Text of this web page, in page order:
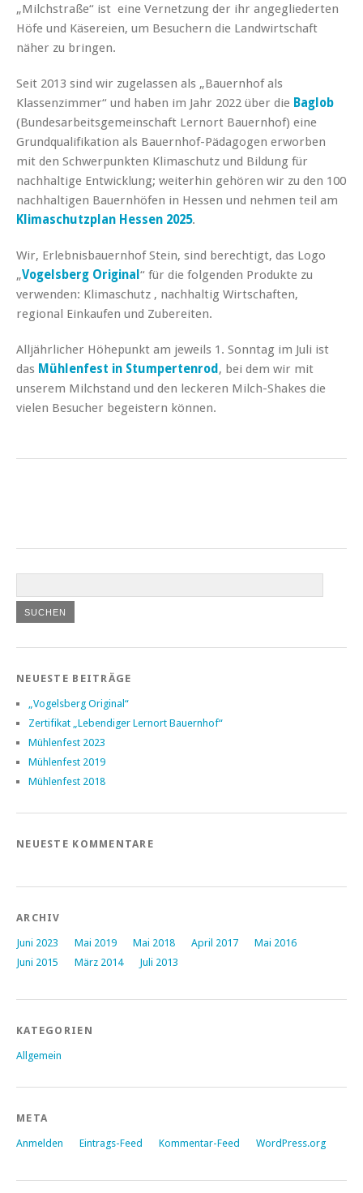
„Milchstraße“ ist eine Vernetzung der ihr angegliederten
Höfe und Käsereien, um Besuchern die Landwirtschaft
näher zu bringen.
Seit 2013 sind wir zugelassen als „Bauernhof als
Klassenzimmer“ und haben im Jahr 2022 über die Baglob
(Bundesarbeitsgemeinschaft Lernort Bauernhof) eine
Grundqualifikation als Bauernhof-Pädagogen erworben
mit den Schwerpunkten Klimaschutz und Bildung für
nachhaltige Entwicklung; weiterhin gehören wir zu den 100
nachhaltigen Bauernhöfen in Hessen und nehmen teil am
Klimaschutzplan Hessen 2025.
Wir, Erlebnisbauernhof Stein, sind berechtigt, das Logo
„Vogelsberg Original “ für die folgenden Produkte zu
verwenden: Klimaschutz , nachhaltig Wirtschaften,
regional Einkaufen und Zubereiten.
Alljährlicher Höhepunkt am jeweils 1. Sonntag im Juli ist
das Mühlenfest in Stumpertenrod , bei dem wir mit
unserem Milchstand und den leckeren Milch-Shakes die
vielen Besucher begeistern können.
NEUESTE BEITRÄGE
„Vogelsberg Original“
Zertifikat „Lebendiger Lernort Bauernhof“
Mühlenfest 2023
Mühlenfest 2019
Mühlenfest 2018
NEUESTE KOMMENTARE
ARCHIV
Juni 2023 Mai 2019 Mai 2018 April 2017
Mai 2016
Juni 2015
März 2014 Juli 2013
KATEGORIEN
Allgemein
META
Anmelden Eintrags-Feed Kommentar-Feed WordPress.org